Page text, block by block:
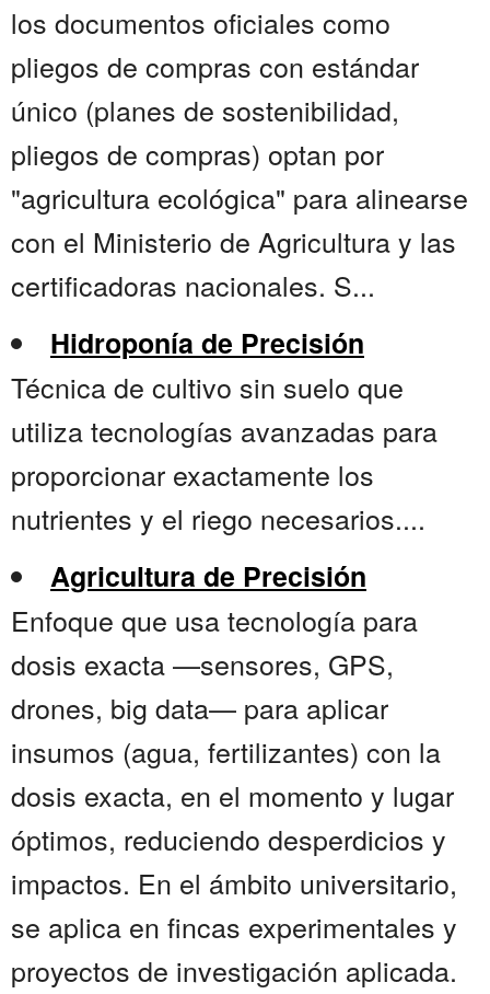
los documentos oficiales como
pliegos de compras con estándar
único (planes de sostenibilidad,
pliegos de compras) optan por
"agricultura ecológica" para alinearse
con el Ministerio de Agricultura y las
certificadoras nacionales. S...
Hidroponía de Precisión
Técnica de cultivo sin suelo que
utiliza tecnologías avanzadas para
proporcionar exactamente los
nutrientes y el riego necesarios....
Agricultura de Precisión
Enfoque que usa tecnología para
dosis exacta —sensores, GPS,
drones, big data— para aplicar
insumos (agua, fertilizantes) con la
dosis exacta, en el momento y lugar
óptimos, reduciendo desperdicios y
impactos. En el ámbito universitario,
se aplica en fincas experimentales y
proyectos de investigación aplicada.